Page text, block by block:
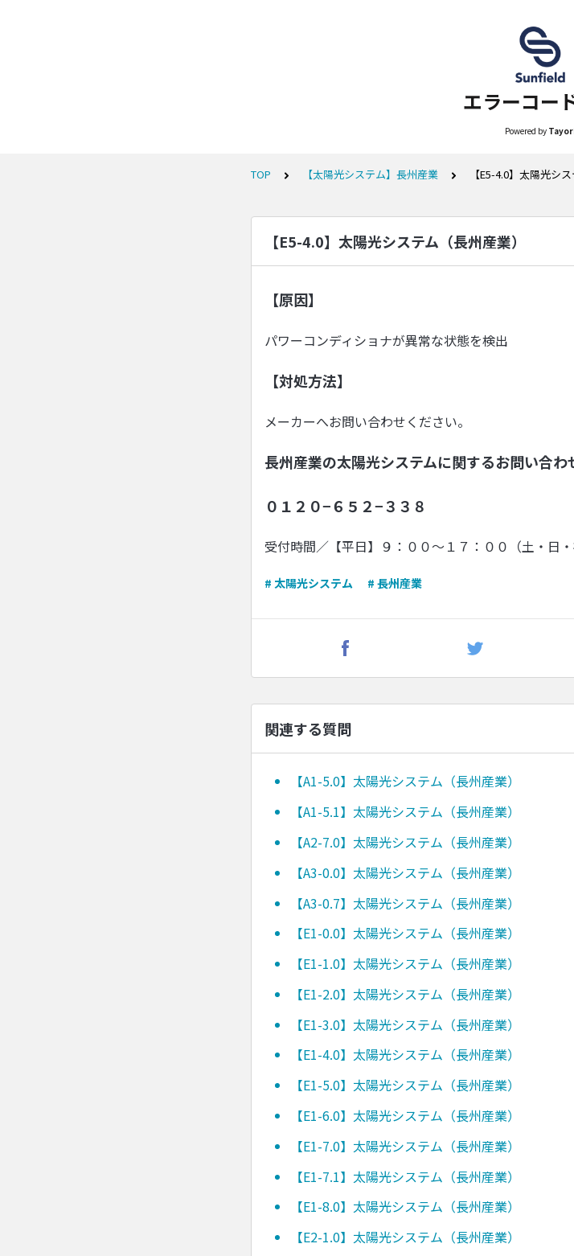
エラーコー
Powered by
TOP 【太陽光システム】長州産業 【E5-4.0】太陽光シ
【E5-4.0】太陽光システム（長州産業）
【原因】
パワーコンディショナが異常な状態を検出
【対処方法】
メーカーへお問い合わせください。
長州産業の太陽光システムに関するお問い合わ
０１２０−６５２−３３８
受付時間／【平日】９：００〜１７：００（土・日
# 太陽光システム # 長州産業
関連する質問
【A1-5.0】太陽光システム（長州産業）
【A1-5.1】太陽光システム（長州産業）
【A2-7.0】太陽光システム（長州産業）
【A3-0.0】太陽光システム（長州産業）
【A3-0.7】太陽光システム（長州産業）
【E1-0.0】太陽光システム（長州産業）
【E1-1.0】太陽光システム（長州産業）
【E1-2.0】太陽光システム（長州産業）
【E1-3.0】太陽光システム（長州産業）
【E1-4.0】太陽光システム（長州産業）
【E1-5.0】太陽光システム（長州産業）
【E1-6.0】太陽光システム（長州産業）
【E1-7.0】太陽光システム（長州産業）
【E1-7.1】太陽光システム（長州産業）
【E1-8.0】太陽光システム（長州産業）
【E2-1.0】太陽光システム（長州産業）